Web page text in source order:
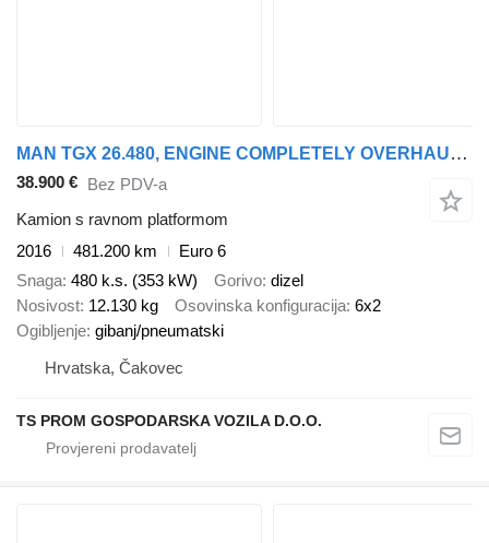
MAN TGX 26.480, ENGINE COMPLETELY OVERHAULED
38.900 € Bez PDV-a
Kamion s ravnom platformom
2016
481.200 km
Euro 6
Snaga 480 k.s. (353 kW) Gorivo dizel
Nosivost 12.130 kg Osovinska konfiguracija 6x2
Ogibljenje gibanj/pneumatski
Hrvatska, Čakovec
TS PROM GOSPODARSKA VOZILA D.O.O.